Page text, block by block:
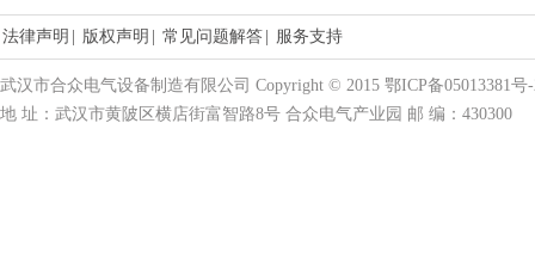
法律声明 版权声明 常见问题解答 服务支持
武汉市合众电气设备制造有限公司 Copyright © 2015 鄂ICP备05013381号
地 址：武汉市黄陂区横店街富智路8号 合众电气产业园 邮 编：430300